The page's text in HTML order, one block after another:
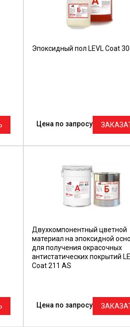
Эпоксидный пол LEVL Coat
Цена по запросу
Двухкомпонентный цветной
материал на эпоксидной
для получения окрасочных
антистатических покрытий
Coat 211 AS
Цена по запросу